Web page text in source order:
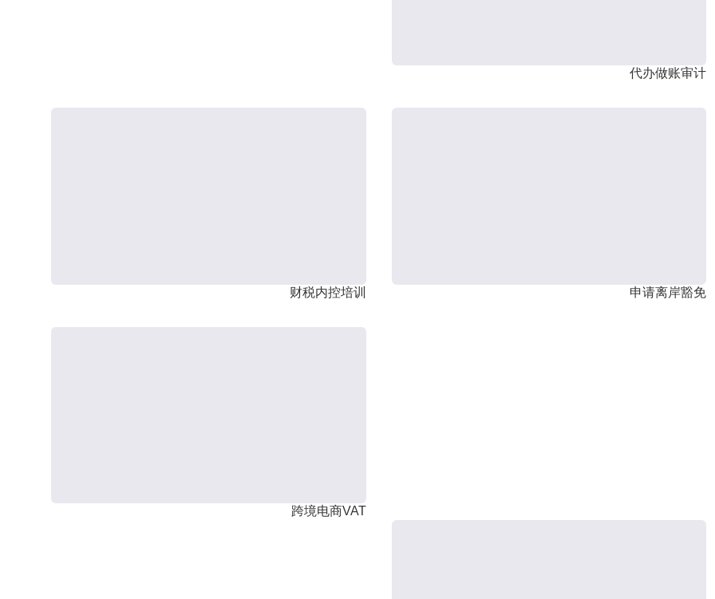
代办做账审计
财税内控培训 申请离岸豁免
跨境电商VAT